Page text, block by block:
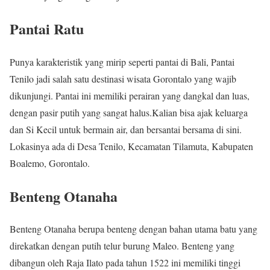
Pantai Ratu
Punya karakteristik yang mirip seperti pantai di Bali, Pantai
Tenilo jadi salah satu destinasi wisata Gorontalo yang wajib
dikunjungi. Pantai ini memiliki perairan yang dangkal dan luas,
dengan pasir putih yang sangat halus.Kalian bisa ajak keluarga
dan Si Kecil untuk bermain air, dan bersantai bersama di sini.
Lokasinya ada di Desa Tenilo, Kecamatan Tilamuta, Kabupaten
Boalemo, Gorontalo.
Benteng Otanaha
Benteng Otanaha berupa benteng dengan bahan utama batu yang
direkatkan dengan putih telur burung Maleo. Benteng yang
dibangun oleh Raja Ilato pada tahun 1522 ini memiliki tinggi